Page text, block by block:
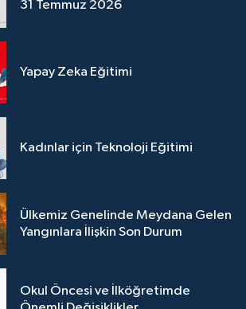
31 Temmuz 2026
Yapay Zeka Eğitimi
Kadınlar için Teknoloji Eğitimi
Ülkemiz Genelinde Meydana Gelen
Yangınlara İlişkin Son Durum
Okul Öncesi ve İlköğretimde